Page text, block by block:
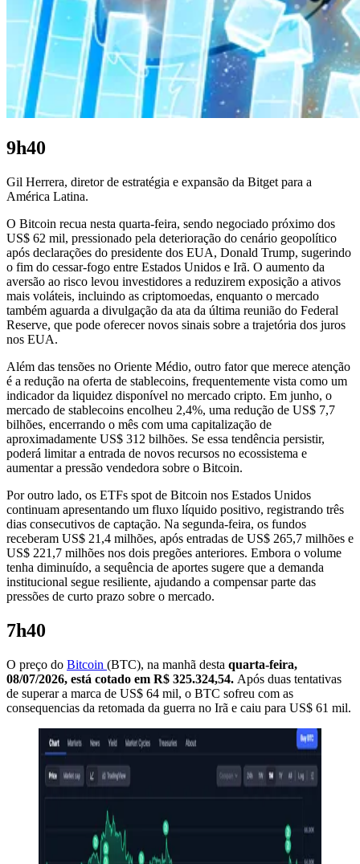
9h40
Gil Herrera, diretor de estratégia e expansão da Bitget para a
América Latina.
O Bitcoin recua nesta quarta-feira, sendo negociado próximo dos
US$ 62 mil, pressionado pela deterioração do cenário geopolítico
após declarações do presidente dos EUA, Donald Trump, sugerindo
o fim do cessar-fogo entre Estados Unidos e Irã. O aumento da
aversão ao risco levou investidores a reduzirem exposição a ativos
mais voláteis, incluindo as criptomoedas, enquanto o mercado
também aguarda a divulgação da ata da última reunião do Federal
Reserve, que pode oferecer novos sinais sobre a trajetória dos juros
nos EUA.
Além das tensões no Oriente Médio, outro fator que merece atenção
é a redução na oferta de stablecoins, frequentemente vista como um
indicador da liquidez disponível no mercado cripto. Em junho, o
mercado de stablecoins encolheu 2,4%, uma redução de US$ 7,7
bilhões, encerrando o mês com uma capitalização de
aproximadamente US$ 312 bilhões. Se essa tendência persistir,
poderá limitar a entrada de novos recursos no ecossistema e
aumentar a pressão vendedora sobre o Bitcoin.
Por outro lado, os ETFs spot de Bitcoin nos Estados Unidos
continuam apresentando um fluxo líquido positivo, registrando três
dias consecutivos de captação. Na segunda-feira, os fundos
receberam US$ 21,4 milhões, após entradas de US$ 265,7 milhões e
US$ 221,7 milhões nos dois pregões anteriores. Embora o volume
tenha diminuído, a sequência de aportes sugere que a demanda
institucional segue resiliente, ajudando a compensar parte das
pressões de curto prazo sobre o mercado.
7h40
O preço do Bitcoin (BTC), na manhã desta quarta-feira,
08/07/2026, está cotado em R$ 325.324,54. Após duas tentativas
de superar a marca de US$ 64 mil, o BTC sofreu com as
consequencias da retomada da guerra no Irã e caiu para US$ 61 mil.